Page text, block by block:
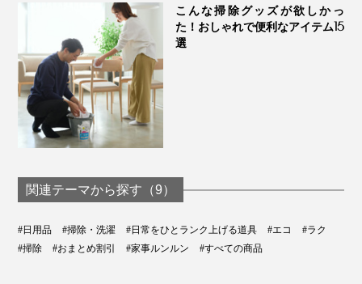
ゃん！掃除が終わる頃には、すっかり考えが変わってい
ました(笑)
前回のぞうきん掛けから、ひと月半経って、いよいよ年
末。大掃除も、楽しいぞうきん掛けで、締めくくりたい
です。
こんな掃除グッズが欲しかっ
た！おしゃれで便利なアイテム15
選
関連テーマから探す（9）
#日用品 #掃除・洗濯 #日常をひとランク上げる道具 #エコ
#ラク
#掃除
#おまとめ割引 #家事ルンルン #すべての商品